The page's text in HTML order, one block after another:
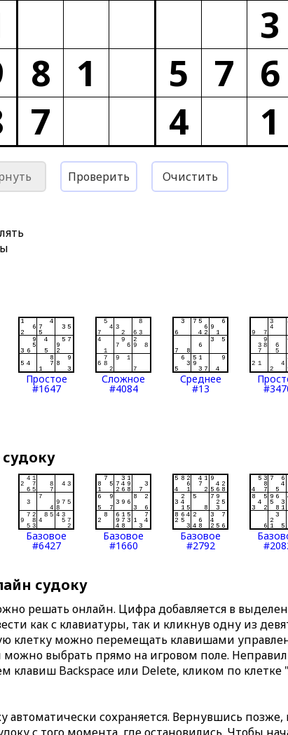
3
8 1 5 7 6
7 4 1
Проверить Очистить
Простое
#1647
Сложное
#4084
Среднее
#13
Базовое
#6427
Базовое
#1660
Базовое
#2792
судоку
решать онлайн. Цифра добавляется в
как с клавиатуры, так и кликнув одну из
клетку можно перемещать клавишами
можно выбрать прямо на игровом поле.
клавиш Backspace или Delete, кликом по клетке
автоматически сохраняется. Вернувшись